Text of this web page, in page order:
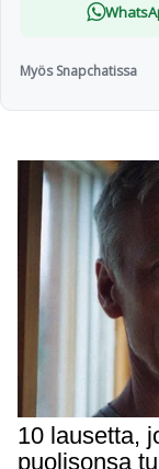
Myös Snapchatissa